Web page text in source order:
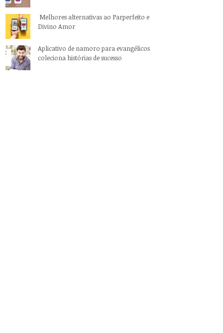
Melhores alternativas ao Parperfeito e
Divino Amor
Aplicativo de namoro para evangélicos
coleciona histórias de sucesso